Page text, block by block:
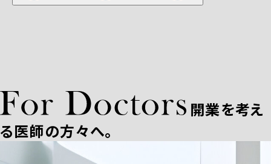
開業を考え
る医師の方々へ。